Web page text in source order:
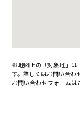
※地図上の「対象地」は
す。詳しくはお問い合わ
お問い合わせフォームは